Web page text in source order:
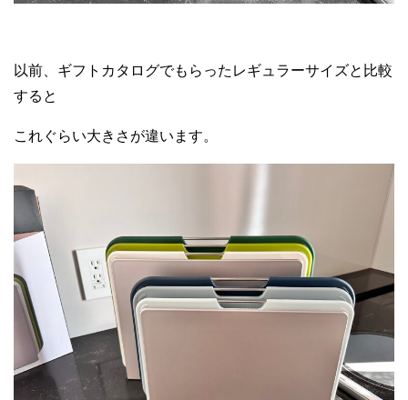
以前、ギフトカタログでもらったレギュラーサイズと比較
すると
これぐらい大きさが違います。